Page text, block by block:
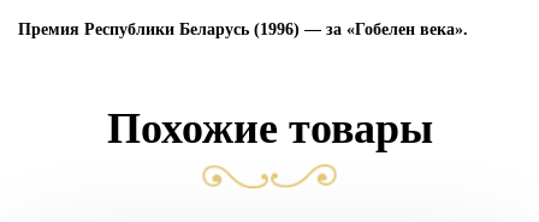
Премия Республики Беларусь (1996) — за «Гобелен века».
Похожие товары